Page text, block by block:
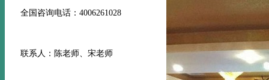
全国咨询电话：4006261028
联系人：陈老师、宋老师